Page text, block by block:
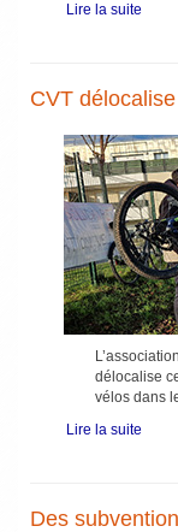
Lire la suite
CVT
délocalise
vélos dans
Lire la suite
Des